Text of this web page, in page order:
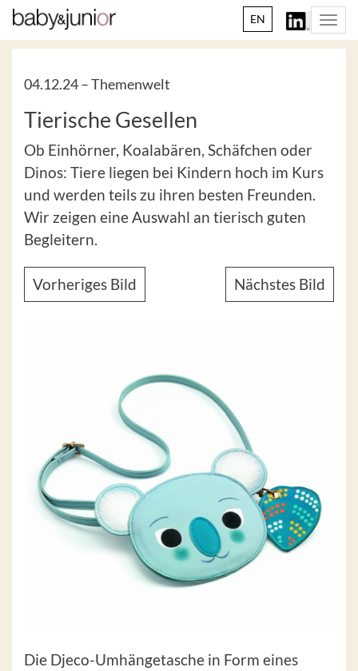
EN
04.12.24 –Themenwelt
Tierische Gesellen
Ob Einhörner, Koalabären, Schäfchen oder
Dinos: Tiere liegen bei Kindern hoch im Kurs
und werden teils zu ihren besten Freunden.
Wir zeigen eine Auswahl an tierisch guten
Begleitern.
Vorheriges Bild Nächstes Bild
Die Djeco-Umhängetasche in Form eines